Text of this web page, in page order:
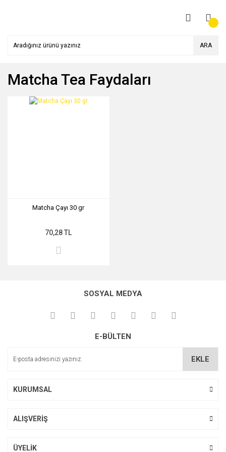
ARA
Matcha Tea Faydaları
Matcha Çayı 30 gr
70,28 TL
SOSYAL MEDYA
E-BÜLTEN
EKLE
KURUMSAL
ALIŞVERİŞ
ÜYELİK